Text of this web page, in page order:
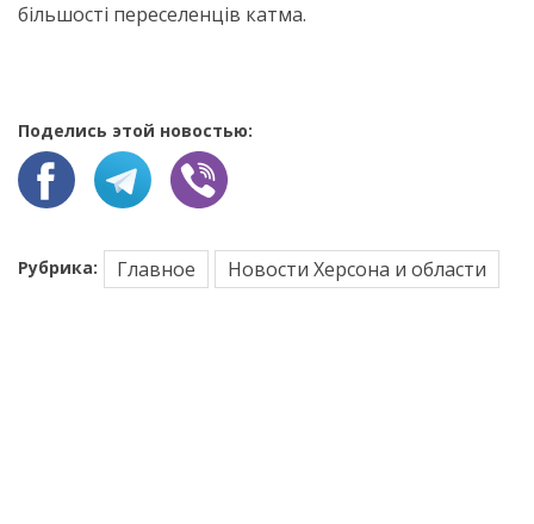
більшості переселенців катма.
Поделись этой новостью:
Рубрика: Главное Новости Херсона и области